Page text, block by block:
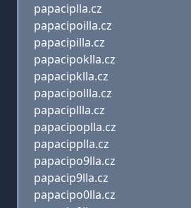
papaciplla.cz
papacipoilla.cz
papacipilla.cz
papacipoklla.cz
papacipklla.cz
papacipollla.cz
papacipllla.cz
papacipoplla.cz
papacipplla.cz
papacipo9lla.cz
papacip9lla.cz
papacipo0lla.cz